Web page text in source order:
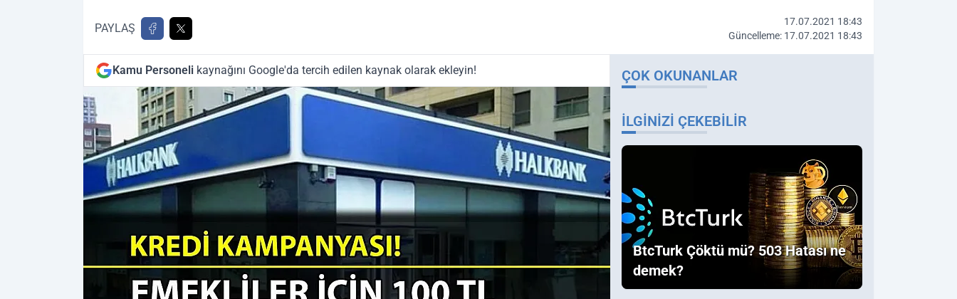
PAYLAŞ
17.07.2021 18:43
Güncelleme: 17.07.2021 18:43
Kamu Personeli kaynağını Google'da tercih edilen kaynak olarak ekleyin! ÇOK OKUNANLAR
İLGINIZI ÇEKEBILIR
BtcTurk Çöktü mü? 503 Hatası ne
demek?